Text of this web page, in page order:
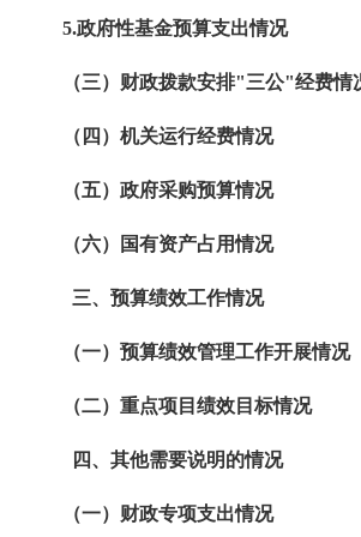
5.政府性基金预算支出情况
（三）财政拨款安排"三公"经费情
（四）机关运行经费情况
（五）政府采购预算情况
（六）国有资产占用情况
三、预算绩效工作情况
（一）预算绩效管理工作开展情况
（二）重点项目绩效目标情况
四、其他需要说明的情况
（一）财政专项支出情况